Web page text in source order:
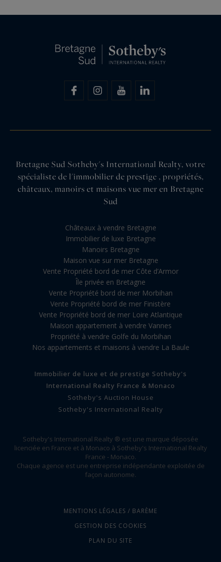
Bretagne Sud Sotheby's International Realty, votre
spécialiste de l'immobilier de prestige , propriétés,
châteaux, manoirs et maisons vue mer en Bretagne
Sud
Châteaux à vendre Bretagne
Immobilier de luxe Bretagne
Manoirs Bretagne
Maison vue sur mer Bretagne
Vente Propriété bord de mer Côte d’Armor
Île privée en Bretagne
Vente Propriété bord de mer Morbihan
Vente Propriété bord de mer Finistère
Vente Propriété bord de mer Loire Atlantique
Maison appartement à vendre Vannes
Propriété à vendre Golfe du Morbihan
Nos appartements et maisons à vendre La Baule
Immobilier de luxe et de prestige Sotheby's
International Realty France & Monaco
Sotheby's Auction House
Sotheby's International Realty
Sotheby's International Realty ® est une marque déposée
licenciée en France et à Monaco à Sotheby's International Realty
France - Monaco.
Chaque agence est une entreprise indépendante exploitée de
façon autonome.
MENTIONS LÉGALES / BARÈME
GESTION DES COOKIES
PLAN DU SITE